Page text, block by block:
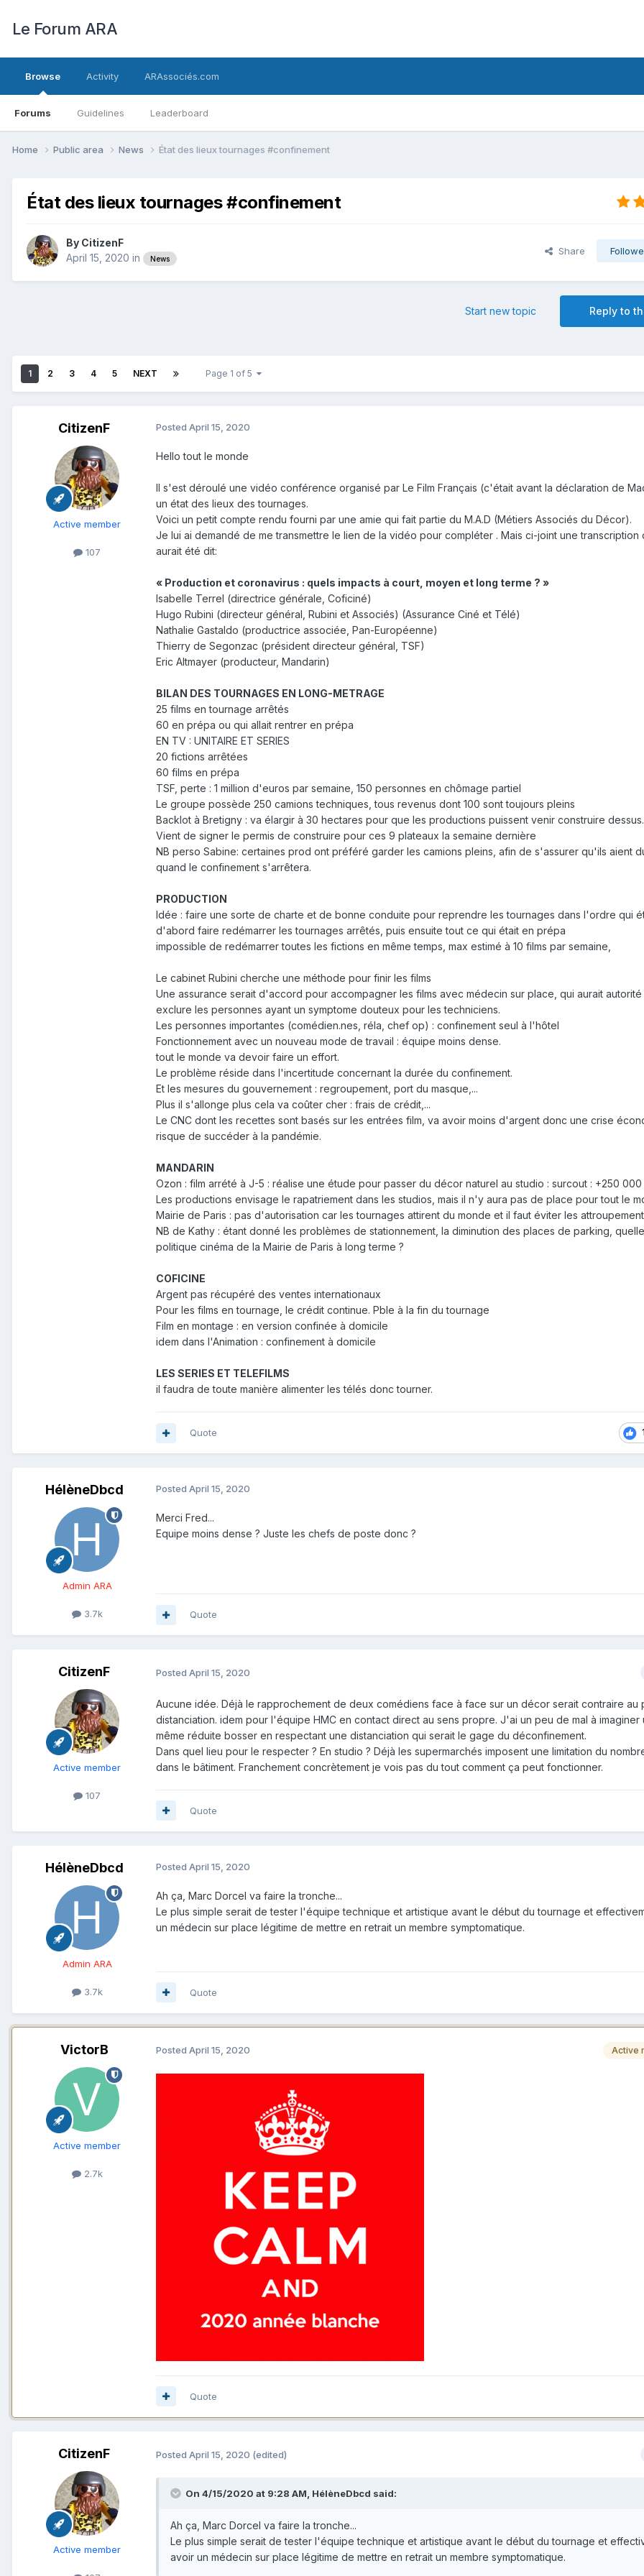
Le Forum ARA
Browse
Forums Guidelines Leaderboard
Activity ARAssociés.com
Home Public area News État des lieux tournages #confinement
État des lieux tournages #confinement
By CitizenF
April 15, 2020 in News
Share
Reply to
Start new topic
1 2 3 4 5 NEXT Page 1 of 5
CitizenF
Active member
107
Posted April 15, 2020
Hello tout le monde
Il s'est déroulé une vidéo conférence organisé par Le Film Français (c'était avant la déclaration de
un état des lieux des tournages.
Voici un petit compte rendu fourni par une amie qui fait partie du M.A.D (Métiers Associés du Décor).
Je lui ai demandé de me transmettre le lien de la vidéo pour compléter . Mais ci-joint une transcription
aurait été dit:
« Production et coronavirus : quels impacts à court, moyen et long terme ? »
Isabelle Terrel (directrice générale, Coficiné)
Hugo Rubini (directeur général, Rubini et Associés) (Assurance Ciné et Télé)
Nathalie Gastaldo (productrice associée, Pan-Européenne)
Thierry de Segonzac (président directeur général, TSF)
Eric Altmayer (producteur, Mandarin)
BILAN DES TOURNAGES EN LONG-METRAGE
25 films en tournage arrêtés
60 en prépa ou qui allait rentrer en prépa
EN TV : UNITAIRE ET SERIES
20 fictions arrêtées
60 films en prépa
TSF, perte : 1 million d'euros par semaine, 150 personnes en chômage partiel
Le groupe possède 250 camions techniques, tous revenus dont 100 sont toujours pleins
Backlot à Bretigny : va élargir à 30 hectares pour que les productions puissent venir construire dessus.
Vient de signer le permis de construire pour ces 9 plateaux la semaine dernière
NB perso Sabine: certaines prod ont préféré garder les camions pleins, afin de s'assurer qu'ils aient
quand le confinement s'arrêtera.
PRODUCTION
Idée : faire une sorte de charte et de bonne conduite pour reprendre les tournages dans l'ordre qui
d'abord faire redémarrer les tournages arrêtés, puis ensuite tout ce qui était en prépa
impossible de redémarrer toutes les fictions en même temps, max estimé à 10 films par semaine,
Le cabinet Rubini cherche une méthode pour finir les films
Une assurance serait d'accord pour accompagner les films avec médecin sur place, qui aurait
exclure les personnes ayant un symptome douteux pour les techniciens.
Les personnes importantes (comédien.nes, réla, chef op) : confinement seul à l'hôtel
Fonctionnement avec un nouveau mode de travail : équipe moins dense.
tout le monde va devoir faire un effort.
Le problème réside dans l'incertitude concernant la durée du confinement.
Et les mesures du gouvernement : regroupement, port du masque,...
Plus il s'allonge plus cela va coûter cher : frais de crédit,...
Le CNC dont les recettes sont basés sur les entrées film, va avoir moins d'argent donc une crise
risque de succéder à la pandémie.
MANDARIN
Ozon : film arrété à J-5 : réalise une étude pour passer du décor naturel au studio : surcout : +250
Les productions envisage le rapatriement dans les studios, mais il n'y aura pas de place pour tout le
Mairie de Paris : pas d'autorisation car les tournages attirent du monde et il faut éviter les
NB de Kathy : étant donné les problèmes de stationnement, la diminution des places de parking,
politique cinéma de la Mairie de Paris à long terme ?
COFICINE
Argent pas récupéré des ventes internationaux
Pour les films en tournage, le crédit continue. Pble à la fin du tournage
Film en montage : en version confinée à domicile
idem dans l'Animation : confinement à domicile
LES SERIES ET TELEFILMS
il faudra de toute manière alimenter les télés donc tourner.
Quote
HélèneDbcd
Admin ARA
3.7k
Posted April 15, 2020
Merci Fred...
Equipe moins dense ? Juste les chefs de poste donc ?
Quote
CitizenF
Active member
107
Posted April 15, 2020
Aucune idée. Déjà le rapprochement de deux comédiens face à face sur un décor serait contraire au
distanciation. idem pour l'équipe HMC en contact direct au sens propre. J'ai un peu de mal à imaginer
même réduite bosser en respectant une distanciation qui serait le gage du déconfinement.
Dans quel lieu pour le respecter ? En studio ? Déjà les supermarchés imposent une limitation du
dans le bâtiment. Franchement concrètement je vois pas du tout comment ça peut fonctionner.
Quote
HélèneDbcd
Admin ARA
3.7k
Posted April 15, 2020
Ah ça, Marc Dorcel va faire la tronche...
Le plus simple serait de tester l'équipe technique et artistique avant le début du tournage et
un médecin sur place légitime de mettre en retrait un membre symptomatique.
Quote
VictorB
Active member
2.7k
Active
Posted April 15, 2020
Quote
CitizenF
Active member
Posted April 15, 2020 (edited)
On 4/15/2020 at 9:28 AM, HélèneDbcd said:
Ah ça, Marc Dorcel va faire la tronche...
Le plus simple serait de tester l'équipe technique et artistique avant le début du tournage et
avoir un médecin sur place légitime de mettre en retrait un membre symptomatique.